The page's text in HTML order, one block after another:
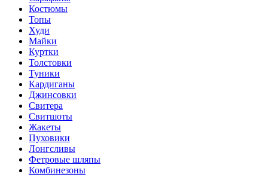
Костюмы
Топы
Худи
Майки
Куртки
Толстовки
Туники
Кардиганы
Джинсовки
Свитера
Свитшоты
Жакеты
Пуховики
Лонгсливы
Фетровые шляпы
Комбинезоны